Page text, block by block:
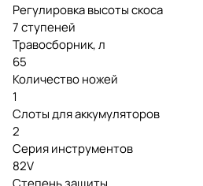
Регулировка высоты скоса
7 ступеней
Травосборник, л
65
Количество ножей
1
Слоты для аккумуляторов
2
Серия инструментов
82V